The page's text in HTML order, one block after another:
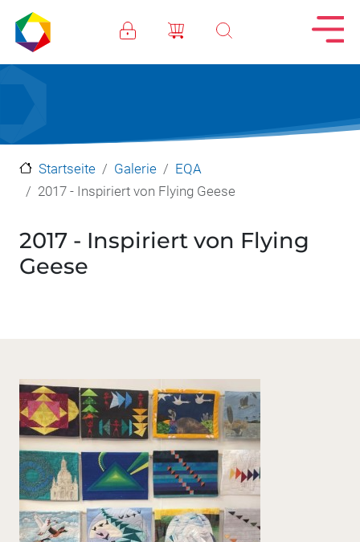
Direkt zum Inhalt
Startseite Galerie
EQA
2017 - Inspiriert von Flying Geese
2017 - Inspiriert von Flying
Geese